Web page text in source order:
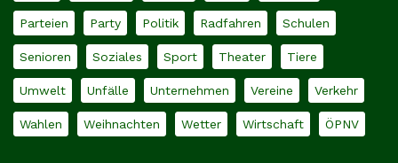
Parteien Party Politik Radfahren Schulen
Senioren Soziales Sport Theater Tiere
Umwelt Unfälle Unternehmen Vereine Verkehr
Wahlen Weihnachten Wetter Wirtschaft ÖPNV